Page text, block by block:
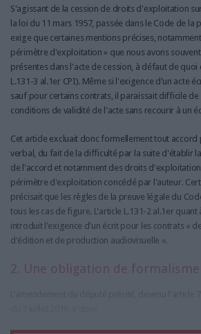
S'agissant de la cession de droits d'exploitation
la loi du 11 mars 1957, passée dans le Code de la
exige que certaines mentions précises,
périmètre d'exploitation » que nous avons
présentes dans l'acte de cession, à défaut de quoi
L.131-3 al.1er CPI). Même si l'exigence d'un acte
sauf pour certains contrats, il paraissait difficile de
conditions de validité de l'acte sans recourir à un
Cet article excluait donc formellement tout accord
verbal, du fait de la difficulté par la suite d'établir
de l'accord et notamment des droits
périmètre d'exploitation concédé par l'auteur.
précisait que les règles de la preuve légale du
tous les cas de figure. L'article L.131-2 al.1er quant
introduit l'exigence d'un écrit pour les contrats «
d'édition et de production audiovisuelle ».
2. Une obligation de formalisme